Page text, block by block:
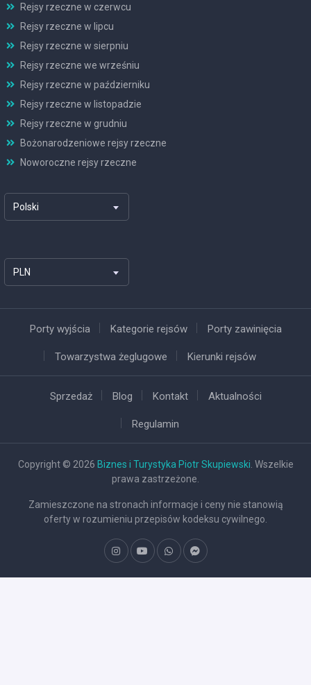
Rejsy rzeczne w czerwcu
Rejsy rzeczne w lipcu
Rejsy rzeczne w sierpniu
Rejsy rzeczne we wrześniu
Rejsy rzeczne w październiku
Rejsy rzeczne w listopadzie
Rejsy rzeczne w grudniu
Bożonarodzeniowe rejsy rzeczne
Noworoczne rejsy rzeczne
Polski
PLN
Porty wyjścia Kategorie rejsów Porty zawinięcia
Towarzystwa żeglugowe Kierunki rejsów
Sprzedaż Blog Kontakt Aktualności
Regulamin
Copyright © 2026 Biznes i Turystyka Piotr Skupiewski . Wszelkie
prawa zastrzeżone.
Zamieszczone na stronach informacje i ceny nie stanowią
oferty w rozumieniu przepisów kodeksu cywilnego.